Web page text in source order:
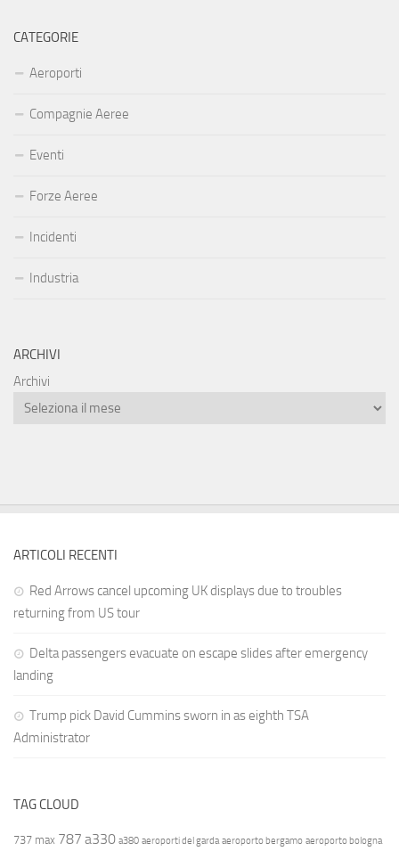
CATEGORIE
Aeroporti
Compagnie Aeree
Eventi
Forze Aeree
Incidenti
Industria
ARCHIVI
Archivi
ARTICOLI RECENTI
Red Arrows cancel upcoming UK displays due to troubles
returning from US tour
Delta passengers evacuate on escape slides after emergency
landing
Trump pick David Cummins sworn in as eighth TSA
Administrator
TAG CLOUD
737 max 787 a330 a380 aeroporti del garda aeroporto bergamo aeroporto bologna